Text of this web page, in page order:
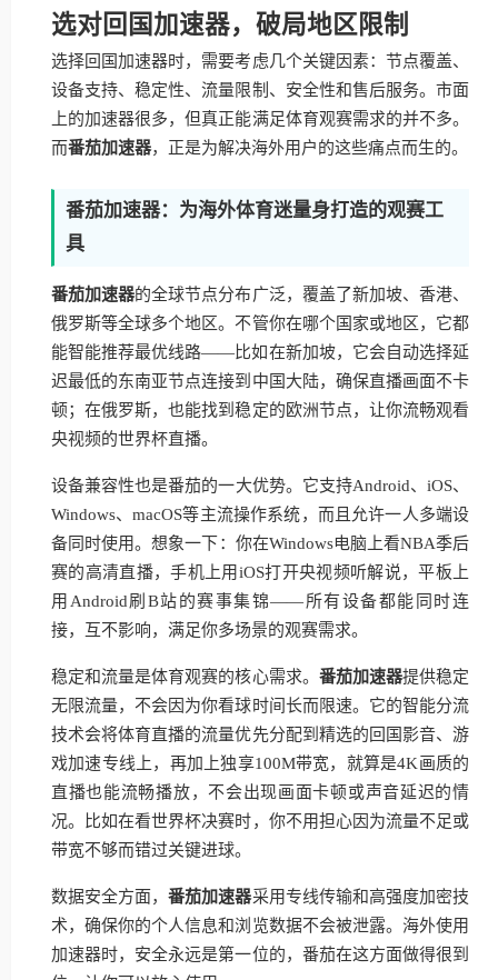
选对回国加速器，破局地区限制
选择回国加速器时，需要考虑几个关键因素：节点覆盖、
设备支持、稳定性、流量限制、安全性和售后服务。市面
上的加速器很多，但真正能满足体育观赛需求的并不多。
而番茄加速器，正是为解决海外用户的这些痛点而生的。
番茄加速器：为海外体育迷量身打造的观赛工
具
番茄加速器的全球节点分布广泛，覆盖了新加坡、香港、
俄罗斯等全球多个地区。不管你在哪个国家或地区，它都
能智能推荐最优线路——比如在新加坡，它会自动选择延
迟最低的东南亚节点连接到中国大陆，确保直播画面不卡
顿；在俄罗斯，也能找到稳定的欧洲节点，让你流畅观看
央视频的世界杯直播。
设备兼容性也是番茄的一大优势。它支持Android、iOS、
Windows、macOS等主流操作系统，而且允许一人多端设
备同时使用。想象一下：你在Windows电脑上看NBA季后
赛的高清直播，手机上用iOS打开央视频听解说，平板上
用Android刷B站的赛事集锦——所有设备都能同时连
接，互不影响，满足你多场景的观赛需求。
稳定和流量是体育观赛的核心需求。 番茄加速器提供稳定
无限流量，不会因为你看球时间长而限速。它的智能分流
技术会将体育直播的流量优先分配到精选的回国影音、游
戏加速专线上，再加上独享100M带宽，就算是4K画质的
直播也能流畅播放，不会出现画面卡顿或声音延迟的情
况。比如在看世界杯决赛时，你不用担心因为流量不足或
带宽不够而错过关键进球。
数据安全方面，番茄加速器采用专线传输和高强度加密技
术，确保你的个人信息和浏览数据不会被泄露。海外使用
加速器时，安全永远是第一位的，番茄在这方面做得很到